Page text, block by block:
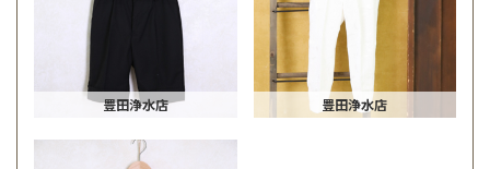
豊田浄水店 豊田浄水店